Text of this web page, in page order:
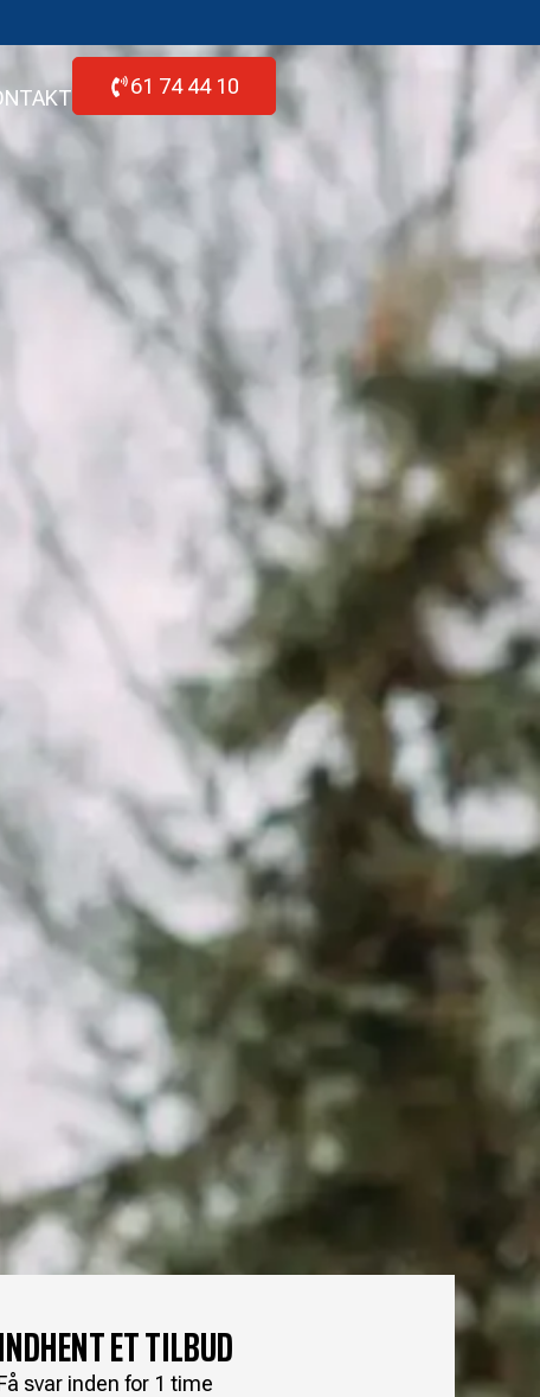
61 74 44 10
INDHENT ET TILBUD
svar inden for 1 time